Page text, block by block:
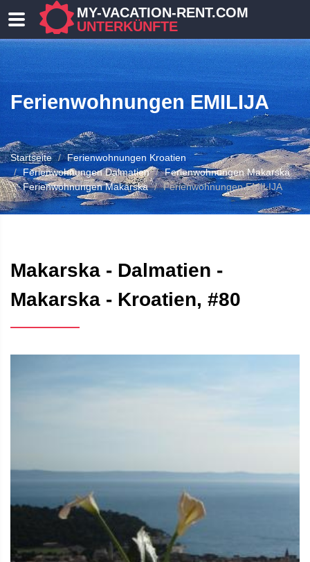
MY-VACATION-RENT.COM
UNTERKÜNFTE
Ferienwohnungen EMILIJA
Startseite
Ferienwohnungen Kroatien
Ferienwohnungen Dalmatien
Ferienwohnungen Makarska
Ferienwohnungen Makarska
Ferienwohnungen EMILIJA
Makarska - Dalmatien -
Makarska - Kroatien, #80